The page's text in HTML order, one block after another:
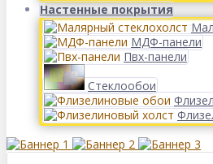
Настенные покрытия
МДФ-панели
Пвх-панели
Стеклообои